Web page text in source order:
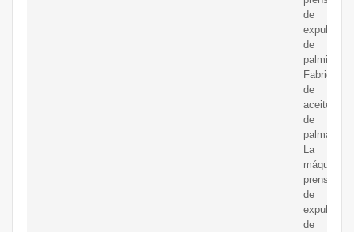
de
expulsor
de
palmiste
de
aceite
de
palma
La
máquina
prensadora
de
expulsor
de